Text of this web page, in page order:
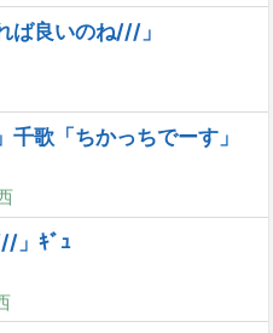
ば良いのね///」
歌「ちかっちでーす」
」ｷﾞｭ